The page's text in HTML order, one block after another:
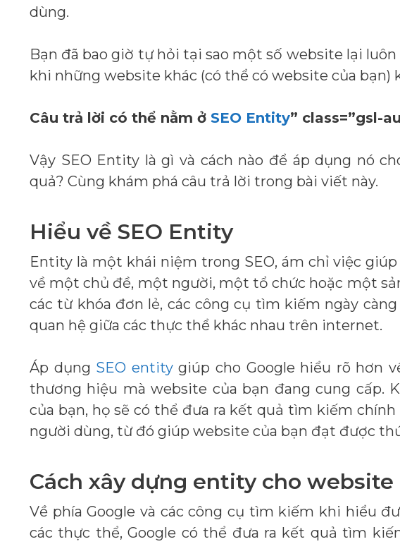
dùng.
Bạn đã bao giờ tự hỏi tại sao một số website lại
khi những website khác (có thể có website của bạn)
Câu trả lời có thể nằm ở SEO Entity” class=”gsl-
Vậy SEO Entity là gì và cách nào để áp dụng nó
quả? Cùng khám phá câu trả lời trong bài viết này.
Hiểu về SEO Entity
Entity là một khái niệm trong SEO, ám chỉ việc
về một chủ đề, một người, một tổ chức hoặc một
các từ khóa đơn lẻ, các công cụ tìm kiếm ngày
quan hệ giữa các thực thể khác nhau trên internet.
Áp dụng SEO entitygiúp cho Google hiểu rõ hơn
thương hiệu mà website của bạn đang cung cấp.
của bạn, họ sẽ có thể đưa ra kết quả tìm kiếm
người dùng, từ đó giúp website của bạn đạt được
Cách xây dựng entity cho website
Về phía Google và các công cụ tìm kiếm khi hiểu
các thực thể, Google có thể đưa ra kết quả tìm